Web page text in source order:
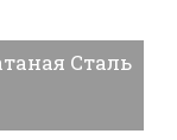
Сталь